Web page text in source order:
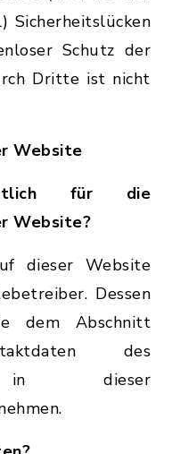
Sicherheitslücken
Schutz der
Dritte ist nicht
Website
für die
Website?
dieser Website
Dessen
dem Abschnitt
des
in dieser